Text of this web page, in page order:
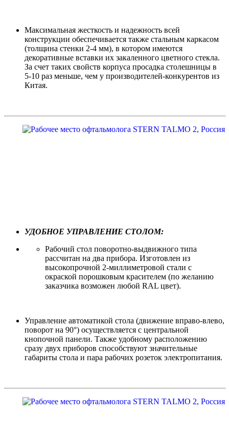
Максимальная жесткость и надежность всей
конструкции обеспечивается также стальным каркасом
(толщина стенки 2-4 мм), в котором имеются
декоративные вставки их закаленного цветного стекла.
За счет таких свойств корпуса просадка столешницы в
5-10 раз меньше, чем у производителей-конкурентов из
Китая.
УДОБНОЕ УПРАВЛЕНИЕ СТОЛОМ:
Рабочий стол поворотно-выдвижного типа
рассчитан на два прибора. Изготовлен из
высокопрочной 2-миллиметровой стали с
окраской порошковым красителем (по желанию
заказчика возможен любой RAL цвет).
Управление автоматикой стола (движение вправо-влево,
поворот на 90°) осуществляется с центральной
кнопочной панели. Также удобному расположению
сразу двух приборов способствуют значительные
габариты стола и пара рабочих розеток электропитания.